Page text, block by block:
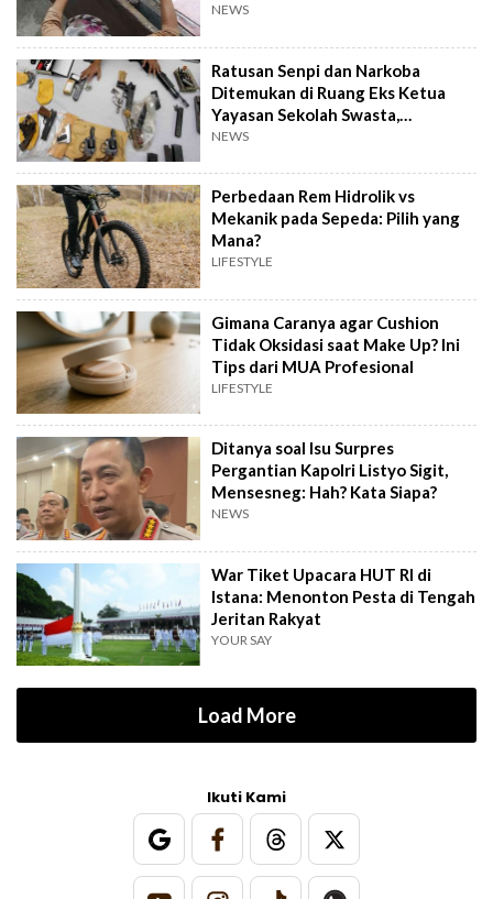
NEWS
Ratusan Senpi dan Narkoba
Ditemukan di Ruang Eks Ketua
Yayasan Sekolah Swasta,
Pengelola Buka Suara
NEWS
Perbedaan Rem Hidrolik vs
Mekanik pada Sepeda: Pilih yang
Mana?
LIFESTYLE
Gimana Caranya agar Cushion
Tidak Oksidasi saat Make Up? Ini
Tips dari MUA Profesional
LIFESTYLE
Ditanya soal Isu Surpres
Pergantian Kapolri Listyo Sigit,
Mensesneg: Hah? Kata Siapa?
NEWS
War Tiket Upacara HUT RI di
Istana: Menonton Pesta di Tengah
Jeritan Rakyat
YOUR SAY
Load More
Ikuti Kami